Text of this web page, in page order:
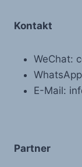
Kontakt
WeChat:
E-Mail:
Partner